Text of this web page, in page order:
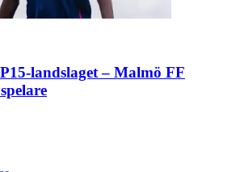
landslaget – Malmö FF